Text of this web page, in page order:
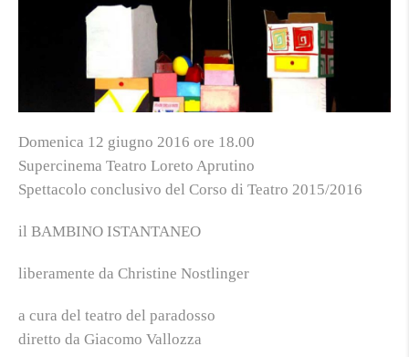
Domenica 12 giugno 2016 ore 18.00
Supercinema Teatro Loreto Aprutino
Spettacolo conclusivo del Corso di Teatro 2015/2016
il BAMBINO ISTANTANEO
liberamente da Christine Nostlinger
a cura del teatro del paradosso
diretto da Giacomo Vallozza